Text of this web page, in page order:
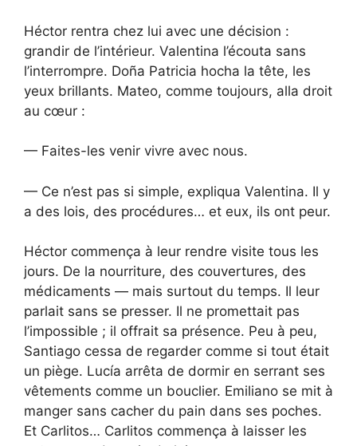
Héctor rentra chez lui avec une décision :
grandir de l’intérieur. Valentina l’écouta sans
l’interrompre. Doña Patricia hocha la tête, les
yeux brillants. Mateo, comme toujours, alla droit
au cœur :
— Faites-les venir vivre avec nous.
— Ce n’est pas si simple, expliqua Valentina. Il y
a des lois, des procédures… et eux, ils ont peur.
Héctor commença à leur rendre visite tous les
jours. De la nourriture, des couvertures, des
médicaments — mais surtout du temps. Il leur
parlait sans se presser. Il ne promettait pas
l’impossible ; il offrait sa présence. Peu à peu,
Santiago cessa de regarder comme si tout était
un piège. Lucía arrêta de dormir en serrant ses
vêtements comme un bouclier. Emiliano se mit à
manger sans cacher du pain dans ses poches.
Et Carlitos… Carlitos commença à laisser les